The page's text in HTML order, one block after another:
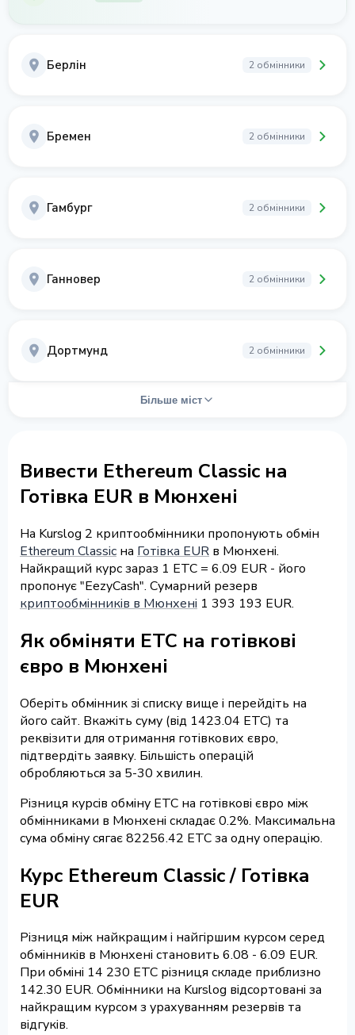
Берлін 2 обмінники
Бремен 2 обмінники
Гамбург 2 обмінники
Ганновер 2 обмінники
Дортмунд 2 обмінники
Більше міст
Вивести Ethereum Classic на
Готівка EUR в Мюнхені
На Kurslog 2 криптообмінники пропонують обмін
Ethereum Classic на Готівка EUR в Мюнхені.
Найкращий курс зараз 1 ETC = 6.09 EUR - його
пропонує "EezyCash". Сумарний резерв
криптообмінників в Мюнхені 1 393 193 EUR.
Як обміняти ETC на готівкові
євро в Мюнхені
Оберіть обмінник зі списку вище і перейдіть на
його сайт. Вкажіть суму (від 1423.04 ETC) та
реквізити для отримання готівкових євро,
підтвердіть заявку. Більшість операцій
обробляються за 5-30 хвилин.
Різниця курсів обміну ETC на готівкові євро між
обмінниками в Мюнхені складає 0.2%. Максимальна
сума обміну сягає 82256.42 ETC за одну операцію.
Курс Ethereum Classic / Готівка
EUR
Різниця між найкращим і найгіршим курсом серед
обмінників в Мюнхені становить 6.08 - 6.09 EUR.
При обміні 14 230 ETC різниця складе приблизно
142.30 EUR. Обмінники на Kurslog відсортовані за
найкращим курсом з урахуванням резервів та
відгуків.